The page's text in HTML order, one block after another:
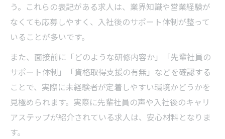
う。これらの表記がある求人は、業界知識や営業経験が
なくても応募しやすく、入社後のサポート体制が整って
いることが多いです。
また、面接前に「どのような研修内容か」「先輩社員の
サポート体制」「資格取得支援の有無」などを確認する
ことで、実際に未経験者が定着しやすい環境かどうかを
見極められます。実際に先輩社員の声や入社後のキャリ
アステップが紹介されている求人は、安心材料となりま
す。